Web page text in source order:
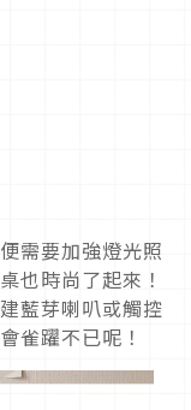
需要加強燈光照
也時尚了起來！
藍芽喇叭或觸控
雀躍不已呢！